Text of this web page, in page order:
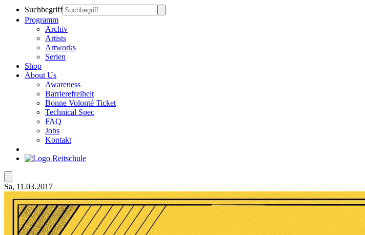
Suchbegriff
Programm
Archiv
Artists
Artworks
Serien
Shop
About Us
Awareness
Barrierefreiheit
Bonne Volonté Ticket
Technical Spec
FAQ
Jobs
Kontakt
Sa, 11.03.2017